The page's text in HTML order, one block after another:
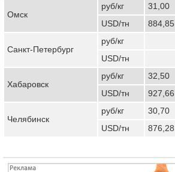
Омск
руб/кг 31,00
USD/тн
884,85
Санкт-Петербург
руб/кг
USD/тн
Хабаровск
руб/кг 32,50
USD/тн
927,66
Челябинск
руб/кг 30,70
USD/тн
876,28